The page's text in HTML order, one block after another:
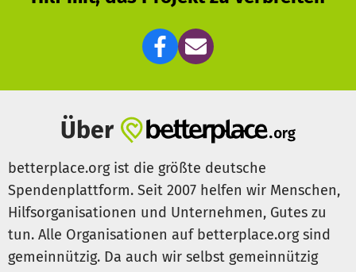
Über
betterplace.org ist die größte deutsche
Spendenplattform. Seit 2007 helfen wir Menschen,
Hilfsorganisationen und Unternehmen, Gutes zu
tun. Alle Organisationen auf betterplace.org sind
gemeinnützig. Da auch wir selbst gemeinnützig